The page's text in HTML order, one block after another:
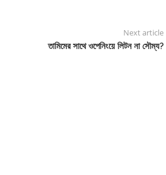
Next article
তামিমের সাথে ওপেনিংয়ে লিটন না সৌম্য?